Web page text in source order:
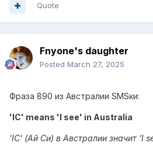
Quote
Fnyone's daughter
Posted March 27, 2025
Фраза 890 из Австралии SMSки:
'IC' means 'I see' in Australia
'IC' (Ай Си) в Австралии значит 'I